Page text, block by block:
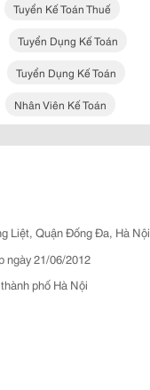
Tuyển Kế Toán Thuế
Tuyển Dụng Kế Toán
Tuyển Dụng Kế Toán
Nhân Viên Kế Toán
Liệt, Quận Đống Đa, Hà Nội
ngày 21/06/2012
phố Hà Nội